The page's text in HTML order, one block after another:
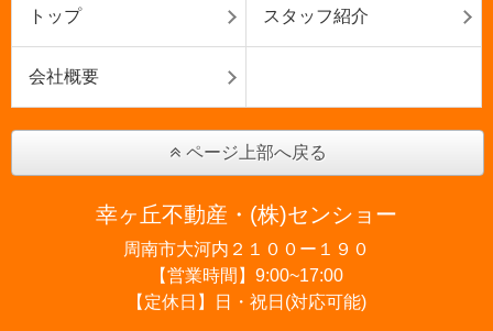
トップ スタッフ紹介
会社概要
ページ上部へ戻る
幸ヶ丘不動産・(株)センショー
周南市大河内２１００ー１９０
【営業時間】9:00~17:00
【定休日】日・祝日(対応可能)